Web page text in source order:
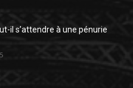
il s’attendre à une pénurie